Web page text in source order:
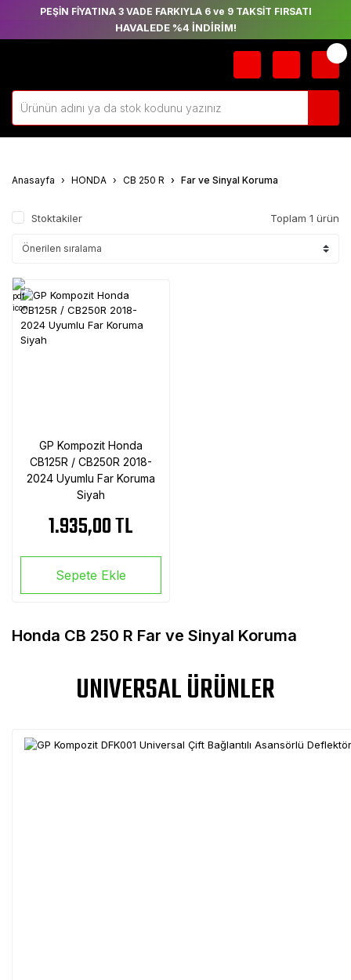
PEŞİN FİYATINA 3 VADE FARKIYLA 6 ve 9 TAKSİT FIRSATI
HAVALEDE %4 İNDİRİM!
Anasayfa HONDA CB 250 R Far ve Sinyal Koruma
Stoktakiler Toplam 1 ürün
GP Kompozit Honda
CB125R / CB250R 2018-
2024 Uyumlu Far Koruma
Siyah
1.935,00 TL
Sepete Ekle
Honda CB 250 R Far ve Sinyal Koruma
UNIVERSAL ÜRÜNLER